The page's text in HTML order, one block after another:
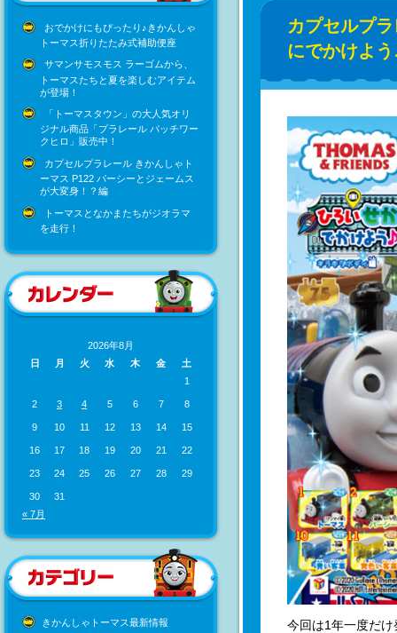
おでかけにもぴったり♪きかんしゃ
トーマス折りたたみ式補助便座
サマンサモスモス ラーゴムから、
トーマスたちと夏を楽しむアイテム
が登場！
「トーマスタウン」の大人気オリ
ジナル商品「プラレール パッチワー
クヒロ」販売中！
カプセルプラレール きかんしゃト
ーマス P122 パーシーとジェームス
が大変身！？編
トーマスとなかまたちがジオラマ
を走行！
2026年8月
日
月 火 水 木 金
土
1
2 3 4 5 6 7 8
9 10 11 12 13 14 15
16 17 18 19 20 21 22
23 24 25 26 27 28 29
30
31
« 7月
きかんしゃトーマス最新情報
カプセルプ
にでかけよ
今回は1年一度だ